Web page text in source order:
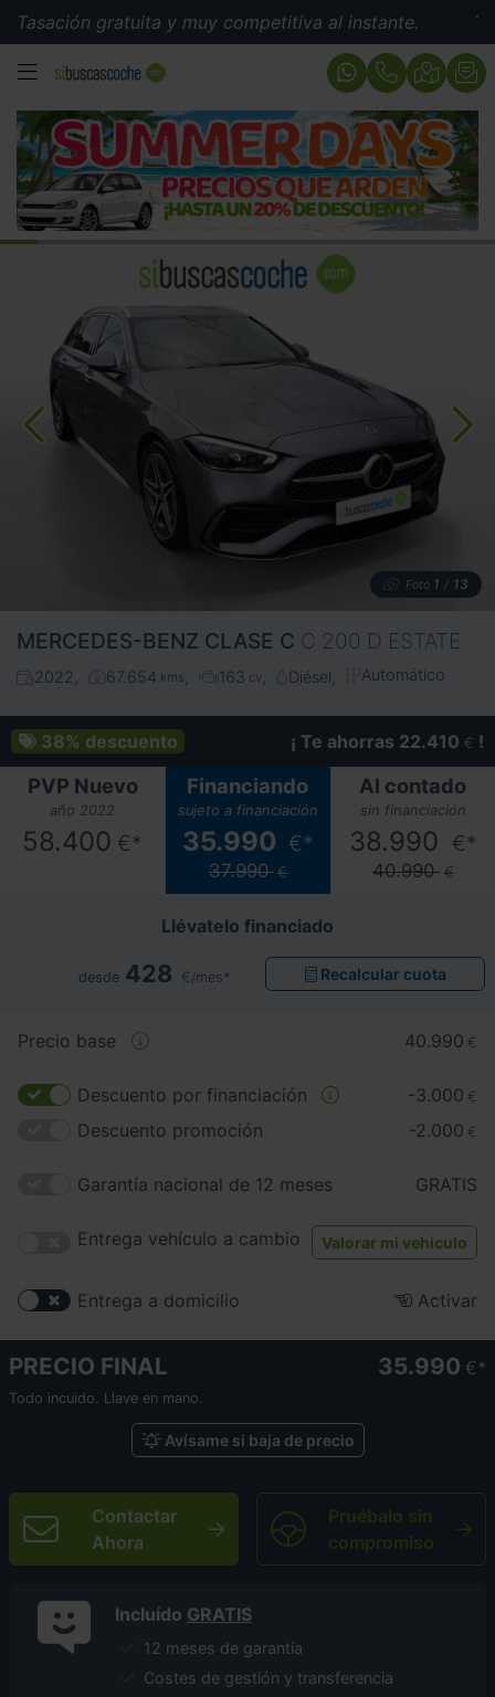
gratuita y muy competitiva al instante.
MENÚ
Foto 1 / 13
MERCEDES-BENZ CLASE C C 200 D ESTATE
2022 67.654 kms 163 cv Diésel Automático
38% descuento ¡ Te ahorras 22.410 € !
PVP Nuevo
año 2022
58.400 €*
Financiando
sujeto a financiación
35.990 €*
37.990 €
Al contado
sin financiación
38.990 €*
40.990 €
Llévatelo financiado
desde 428 €/mes* Recalcular cuota
Precio base 40.990 €
Descuento por financiación -3.000 €
Descuento promoción -2.000 €
Garantía nacional de 12 meses GRATIS
Entrega vehículo a cambio Valorar mi vehículo
Entrega a domicilio Activar
PRECIO FINAL 35.990 €
Todo incuido. Llave en mano.
Avísame si baja de precio
Contactar
Ahora
Pruébalo sin
compromiso
Incluído GRATIS
12 meses de garantía
Costes de gestión y transferencia